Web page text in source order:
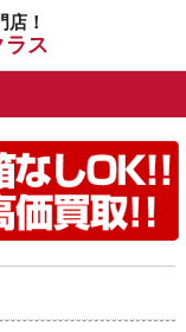
！
ラス